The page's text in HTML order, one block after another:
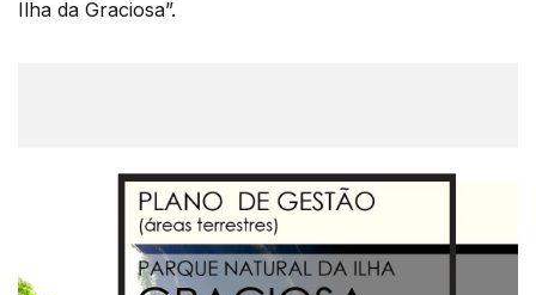
Ilha da Graciosa”.